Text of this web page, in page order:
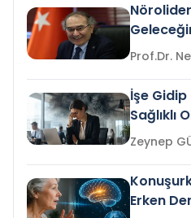
İşe
Sağlıklı
Gelir mi?
Erken